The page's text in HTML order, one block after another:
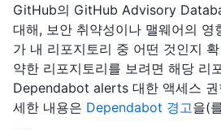
GitHub의 GitHub Advisory
대해, 보안 취약성이나 맬웨어의 영
가 내 리포지토리 중 어떤 것인지
약한 리포지토리를 보려면 해당 리
Dependabot alerts 대한 액세스
세한 내용은 Dependabot 경고을(